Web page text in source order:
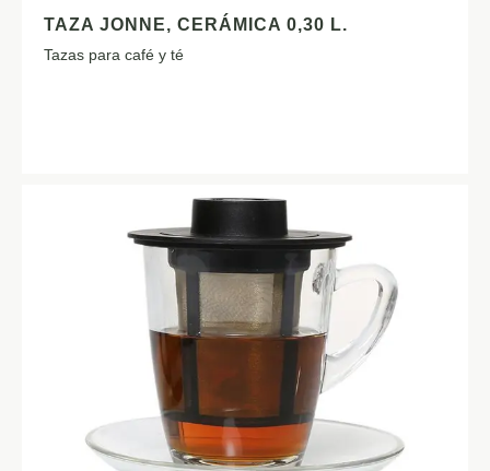
TAZA JONNE, CERÁMICA 0,30 L.
Tazas para café y té